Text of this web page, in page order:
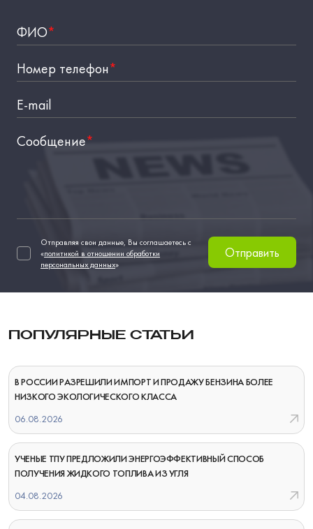
ФИО*
Номер телефон*
E-mail
Сообщение*
Отправляя свои данные, Вы соглашаетесь с
«политикой в отношении обработки
персональных данных»
Отправить
ПОПУЛЯРНЫЕ СТАТЬИ
В РОССИИ РАЗРЕШИЛИ ИМПОРТ И ПРОДАЖУ БЕНЗИНА БОЛЕЕ
НИЗКОГО ЭКОЛОГИЧЕСКОГО КЛАССА
06.08.2026
УЧЕНЫЕ ТПУ ПРЕДЛОЖИЛИ ЭНЕРГОЭФФЕКТИВНЫЙ СПОСОБ
ПОЛУЧЕНИЯ ЖИДКОГО ТОПЛИВА ИЗ УГЛЯ
04.08.2026